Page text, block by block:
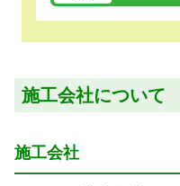
施工会社について
施工会社